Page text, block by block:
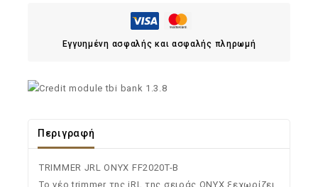
Εγγυημένη ασφαλής και ασφαλής πληρωμή
Περιγραφή
TRIMMER JRL ONYX FF2020T-B
Το νέο trimmer της jRL της σειράς ONYX ξεχωρίζει